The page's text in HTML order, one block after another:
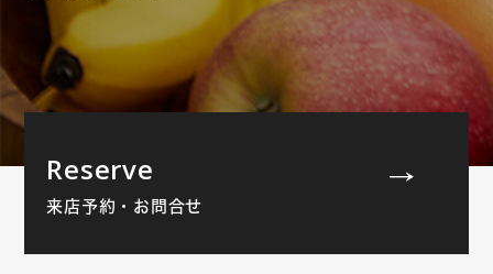
Reserve
来店予約・お問合せ